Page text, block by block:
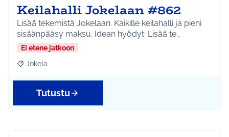
Keilahalli Jokelaan #862
Lisää tekemistä Jokelaan. Kaikille keilahalli ja pieni
sisäänpääsy maksu. Idean hyödyt: Lisää te…
Ei etene jatkoon
Rajaa tulokset aihepiirin mukaan: Jokela
Jokela
Tutustu